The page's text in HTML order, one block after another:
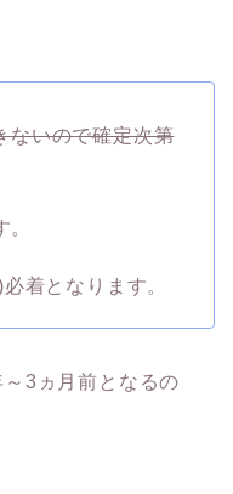
ないので確定次第
着となります。
3ヵ月前となるの